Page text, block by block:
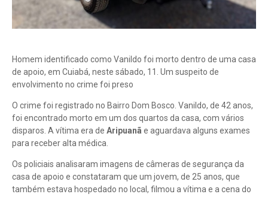
Homem identificado como Vanildo foi morto dentro de uma casa
de apoio, em Cuiabá, neste sábado, 11. Um suspeito de
envolvimento no crime foi preso
O crime foi registrado no Bairro Dom Bosco. Vanildo, de 42 anos,
foi encontrado morto em um dos quartos da casa, com vários
disparos. A vítima era de Aripuanã e aguardava alguns exames
para receber alta médica.
Os policiais analisaram imagens de câmeras de segurança da
casa de apoio e constataram que um jovem, de 25 anos, que
também estava hospedado no local, filmou a vítima e a cena do